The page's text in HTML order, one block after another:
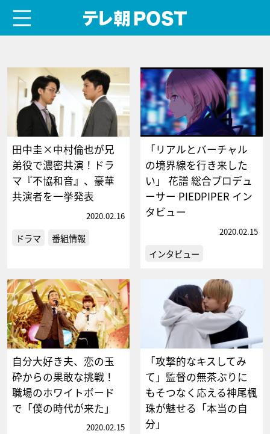
田中圭×中村倫也が兄
弟役で濃密共演！ドラ
マ『不協和音』、豪華
共演者を一挙発表
2020.02.16
ドラマ 番組情報
「リアルとバーチャル
の境界線を行き来した
い」 花譜 総合プロデュ
ーサー PIEDPIPER イン
タビュー
2020.02.15
インタビュー
自分大好き夫、恋の玉
砕からの果敢な挑戦！
職場のホワイトボード
で「僕の時代が来た」
2020.02.15
「攻撃的なキスしてみ
て」監督の無茶ぶりに
もそつなく応える神尾楓
珠が魅せる「本当の自
分」